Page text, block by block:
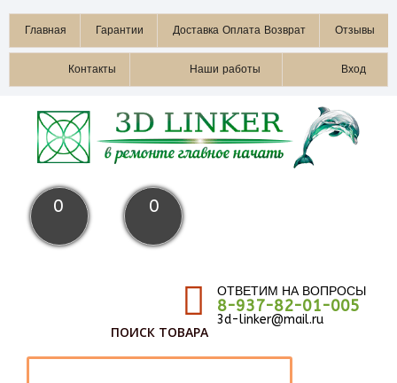
Главная Гарантии Доставка Оплата Возврат Отзывы
Контакты Наши работы Вход
0 0
ОТВЕТИМ НА ВОПРОСЫ
8-937-82-01-005
3d-linker@mail.ru
ПОИСК ТОВАРА